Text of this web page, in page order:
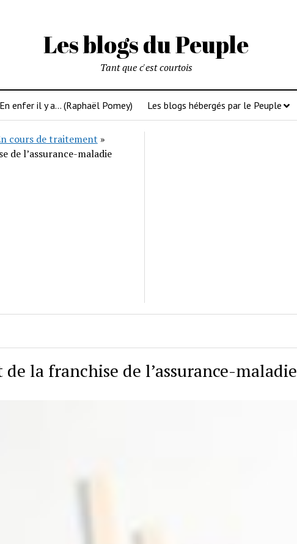
Les blogs du Peuple
Tant que c'est courtois
En enfer il y a… (Raphaël Pomey) Les blogs hébergés par le Peuple
cours de traitement »
de l’assurance-maladie
la franchise de l’assurance-maladie